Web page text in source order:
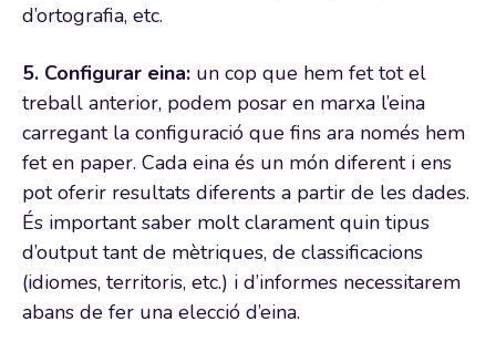
d’ortografia, etc.
5. Configurar eina: un cop que hem fet tot el
treball anterior, podem posar en marxa l’eina
carregant la configuració que fins ara només hem
fet en paper. Cada eina és un món diferent i ens
pot oferir resultats diferents a partir de les dades.
És important saber molt clarament quin tipus
d’output tant de mètriques, de classificacions
(idiomes, territoris, etc.) i d’informes necessitarem
abans de fer una elecció d’eina.